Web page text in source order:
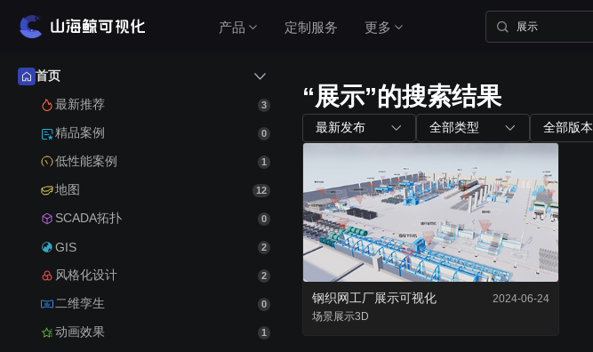
产品
产品介绍
山海鲸围绕数据可视化打造了整套产品矩阵，实
现从3D数字孪生到数据报表，从产品到服务的一
站式用户体验。
查看价格
无需安装，随时随地打开即可使用
内置组件
图表组件
200+ 主流图表全支持
三维孪生
内置3D渲染引擎
定制服务 更多
首页
最新推荐
3
精品案例 0
低性能案例 1
地图 12
SCADA拓扑 0
GIS 2
风格化设计 2
二维孪生 0
动画效果 1
“展示”的搜索结果
最新发布 全部类型 全部版本
钢织网工厂展示可视化
2024-06-24
场景展示3D